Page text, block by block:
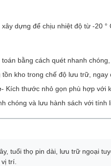
dựng để chịu nhiệt độ từ -20
bằng cách quét nhanh
tồn kho trong chế độ lưu trữ,
- Kích thước nhỏ gọn phù hợp với
chóng và lưu hành sách với tính
tuổi thọ pin dài, lưu trữ ngoại
trí.